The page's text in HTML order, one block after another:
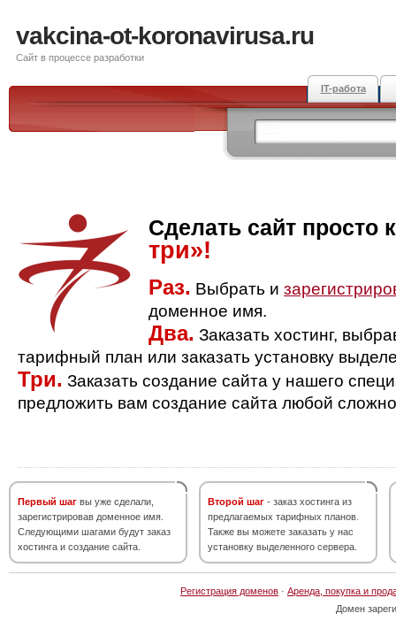
vakcina-ot-koronavirusa.ru
Сайт в процессе разработки
IT-работа
Сделать сайт просто
три»!
Раз. Выбрать и
доменное имя.
Два. Заказать хостинг,
тарифный план или заказать установку
Три. Заказать создание сайта у нашего
предложить вам создание сайта любой
Первый шаг вы уже сделали,
зарегистрировав доменное имя.
Следующими шагами будут заказ
хостинга и создание сайта.
Второй шаг - заказ хостинга из
предлагаемых тарифных планов.
Также вы можете заказать у нас
установку выделенного сервера.
Регистрация доменов · Аренда, покупка и
Домен